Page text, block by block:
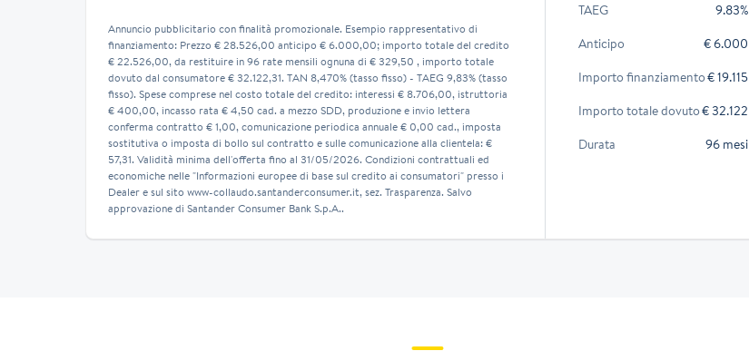
Annuncio pubblicitario con finalità promozionale. Esempio rappresentativo di
finanziamento: Prezzo € 28.526,00 anticipo € 6.000,00; importo totale del credito
€ 22.526,00, da restituire in 96 rate mensili ognuna di € 329,50 , importo totale
dovuto dal consumatore € 32.122,31. TAN 8,470% (tasso fisso) - TAEG 9,83% (tasso
fisso). Spese comprese nel costo totale del credito: interessi € 8.706,00, istruttoria
€ 400,00, incasso rata € 4,50 cad. a mezzo SDD, produzione e invio lettera
conferma contratto € 1,00, comunicazione periodica annuale € 0,00 cad., imposta
sostitutiva o imposta di bollo sul contratto e sulle comunicazione alla clientela: €
57,31. Validità minima dell'offerta fino al 31/05/2026. Condizioni contrattuali ed
economiche nelle "Informazioni europee di base sul credito ai consumatori" presso i
Dealer e sul sito www-collaudo.santanderconsumer.it, sez. Trasparenza. Salvo
approvazione di Santander Consumer Bank S.p.A..
TAEG
9.83%
Anticipo
€ 6.000
Importo finanziamento€ 19.115
Importo totale dovuto€ 32.122
Durata
96 mesi